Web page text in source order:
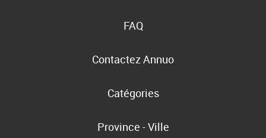
FAQ
Contactez Annuo
Catégories
Province - Ville